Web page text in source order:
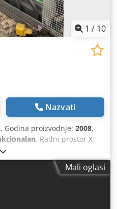
1 / 10
Nazvati
, Godina proizvodnje: 2008,
, Radni prostor X:
mm Hod radnog komada:
C osi, snage 12 kW,
vertikalno bušenje: 24 Broj
6 Broj svrdli za
za rezanje utora u smjeru X
Mali oglasi